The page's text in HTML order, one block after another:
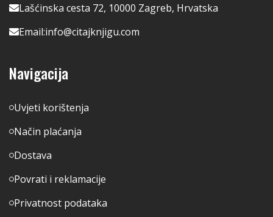
Lašćinska cesta 72, 10000 Zagreb, Hrvatska
Email:info@citajknjigu.com
Navigacija
Uvjeti korištenja
Način plaćanja
Dostava
Povrati i reklamacije
Privatnost podataka